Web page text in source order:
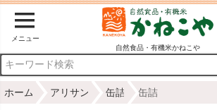
メニュー
自然食品・有機米かねこや
ホーム アリサン 缶詰 缶詰